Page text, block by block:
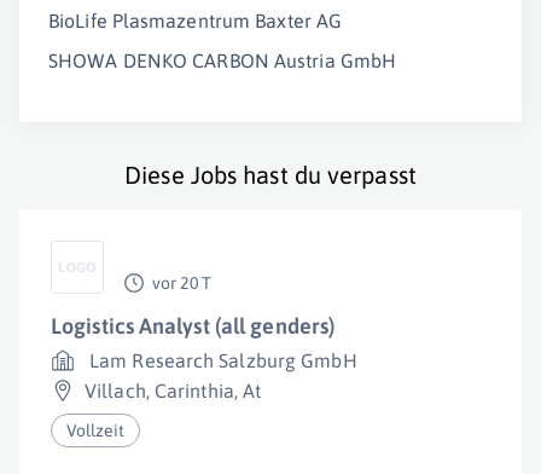
BioLife Plasmazentrum Baxter AG
SHOWA DENKO CARBON Austria GmbH
Diese Jobs hast du verpasst
vor 20 T
Logistics Analyst (all genders)
Lam Research Salzburg GmbH
Villach, Carinthia,At
Vollzeit